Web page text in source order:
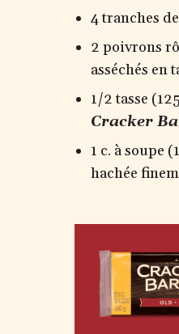
4 tranches
2 poivrons
asséchés en
1/2 tasse
Cracker
1 c. à soupe
hachée